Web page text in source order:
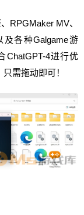
RPGMaker MV、
及各种Galgame游
ChatGPT-4进行优
需拖动即可！